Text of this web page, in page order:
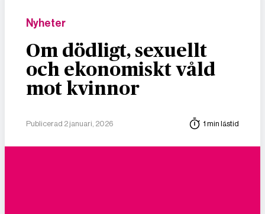
Nyheter
Om dödligt, sexuellt
och ekonomiskt våld
mot kvinnor
Publicerad 2 januari, 2026 1 min lästid